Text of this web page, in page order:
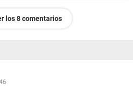
los 8 comentarios